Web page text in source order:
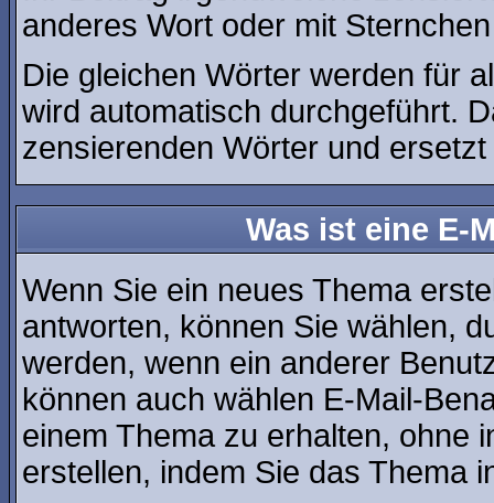
anderes Wort oder mit
Die gleichen Wörter werden für
wird automatisch durchgeführt.
zensierenden Wörter und ersetzt
Was ist eine E-
Wenn Sie ein neues Thema
antworten, können Sie wählen,
werden, wenn ein anderer
können auch wählen E-Mail-
einem Thema zu erhalten, ohne
erstellen, indem Sie das Thema